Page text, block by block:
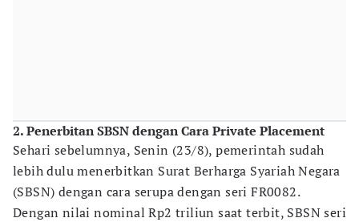
2. Penerbitan SBSN dengan Cara Private Placement
Sehari sebelumnya, Senin (23/8), pemerintah sudah
lebih dulu menerbitkan Surat Berharga Syariah Negara
(SBSN) dengan cara serupa dengan seri FR0082.
Dengan nilai nominal Rp2 triliun saat terbit, SBSN seri